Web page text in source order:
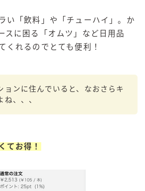
い「飲料」や「チューハイ」。か
スに困る「オムツ」など日用品
くれるのでとても便利！
ョンに住んでいると、なおさらキ
ね、、、
てお得！